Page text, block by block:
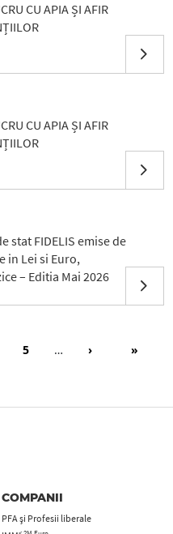
CU APIA ȘI AFIR
CU APIA ȘI AFIR
stat FIDELIS emise de
in Lei si Euro,
– Editia Mai 2026
Page
5 … Pagina
› Ultima
»
COMPANII
PFA şi Profesii liberale